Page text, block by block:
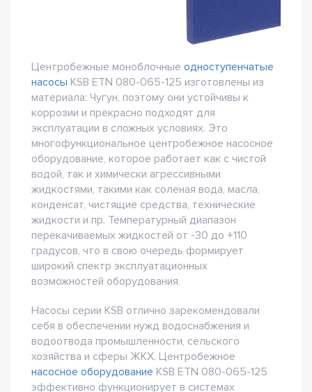
Центробежные моноблочные одноступенчатые
насосы KSB ETN 080-065-125 изготовлены из
материала: Чугун, поэтому они устойчивы к
коррозии и прекрасно подходят для
эксплуатации в сложных условиях. Это
многофункциональное центробежное насосное
оборудование, которое работает как с чистой
водой, так и химически агрессивными
жидкостями, такими как соленая вода, масла,
конденсат, чистящие средства, технические
жидкости и пр. Температурный диапазон
перекачиваемых жидкостей от -30 до +110
градусов, что в свою очередь формирует
широкий спектр эксплуатационных
возможностей оборудования.
Насосы серии KSB отлично зарекомендовали
себя в обеспечении нужд водоснабжения и
водоотвода промышленности, сельского
хозяйства и сферы ЖКХ. Центробежное
насосное оборудование KSB ETN 080-065-125
эффективно функционирует в системах